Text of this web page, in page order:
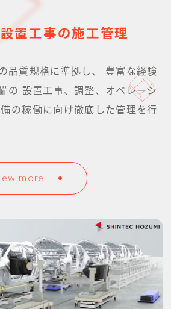
置工事の施工管理
品質規格に準拠し、
豊富な経験
の 設置工事、調整、オペレーシ
の稼働に向け徹底した管理を行
more